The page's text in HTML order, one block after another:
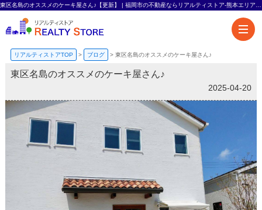
リアルティストアTOP > ブログ > 東区名島のオススメのケーキ屋さん♪
東区名島のオススメのケーキ屋さん♪
2025-04-20